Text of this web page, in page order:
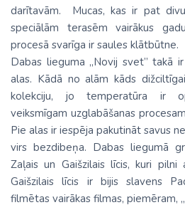
darītavām. Mucas, kas ir pat
speciālām terasēm vairākus
procesā svarīga ir saules klātbūtne.
Dabas lieguma „Novij svet” takā
alas. Kādā no alām kāds
kolekciju, jo temperatūra ir
veiksmīgam uzglabāšanas
Pie alas ir iespēja pakutināt savus
virs bezdibeņa. Dabas liegumā
Zaļais un Gaišzilais līcis, kuri
Gaišzilais līcis ir bijis slavens
filmētas vairākas filmas, piemēram,